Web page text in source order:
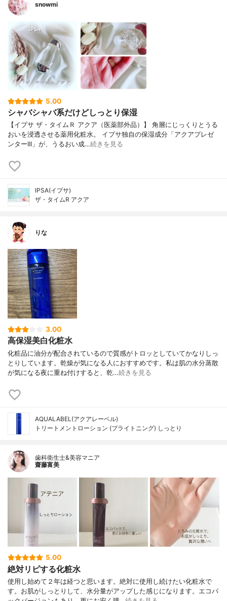
snowmi
5.00
シャバシャバ系だけどしっとり保湿
【イプサ ザ・タイムＲ アクア（医薬部外品）】 角層にじっくりとうる
おいを浸透させる薬用化粧水。 イプサ独自の保湿成分「アクアプレゼ
ンターIII」が、うるおい成…続きを見る
IPSA(イプサ)
ザ・タイムR アクア
りな
3.00
高保湿美白化粧水
化粧品に油分が配合されているので質感がトロッとしていてかなりしっ
とりしています。乾燥が気になる人におすすめです。私は肌の水分蒸散
が気になる夜に重ね付けすると、乾…続きを見る
AQUALABEL(アクアレーベル)
トリートメントローション (ブライトニング) しっとり
歯科衛生士&美容マニア
齋藤富美
5.00
絶対リピする化粧水
使用し始めて２年は経つと思います。絶対に使用し続けたい化粧水で
す。お肌がしっとりして、水分量がアップした感じになります。エコパ